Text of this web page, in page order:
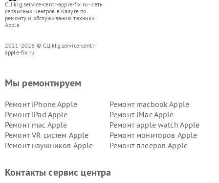
СЦ klg.service-centr-apple-fix.ru - сеть
сервисных центров в Калуге по
ремонту и обслуживанию техники
Apple
2021-2026 © СЦ klg.service-centr-
apple-fix.ru
Мы ремонтируем
Ремонт iPhone Apple
Ремонт macbook Apple
Ремонт iPad Apple
Ремонт iMac Apple
Ремонт mac Apple
Ремонт apple watch Apple
Ремонт VR систем Apple
Ремонт мониторов Apple
Ремонт наушников Apple
Ремонт плееров Apple
Контакты сервис центра